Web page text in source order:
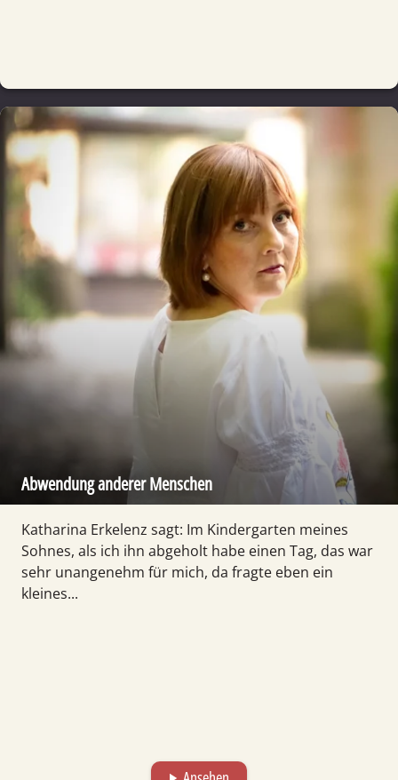
Abwendung anderer Menschen
Katharina Erkelenz sagt: Im Kindergarten meines
Sohnes, als ich ihn abgeholt habe einen Tag, das war
sehr unangenehm für mich, da fragte eben ein
kleines...